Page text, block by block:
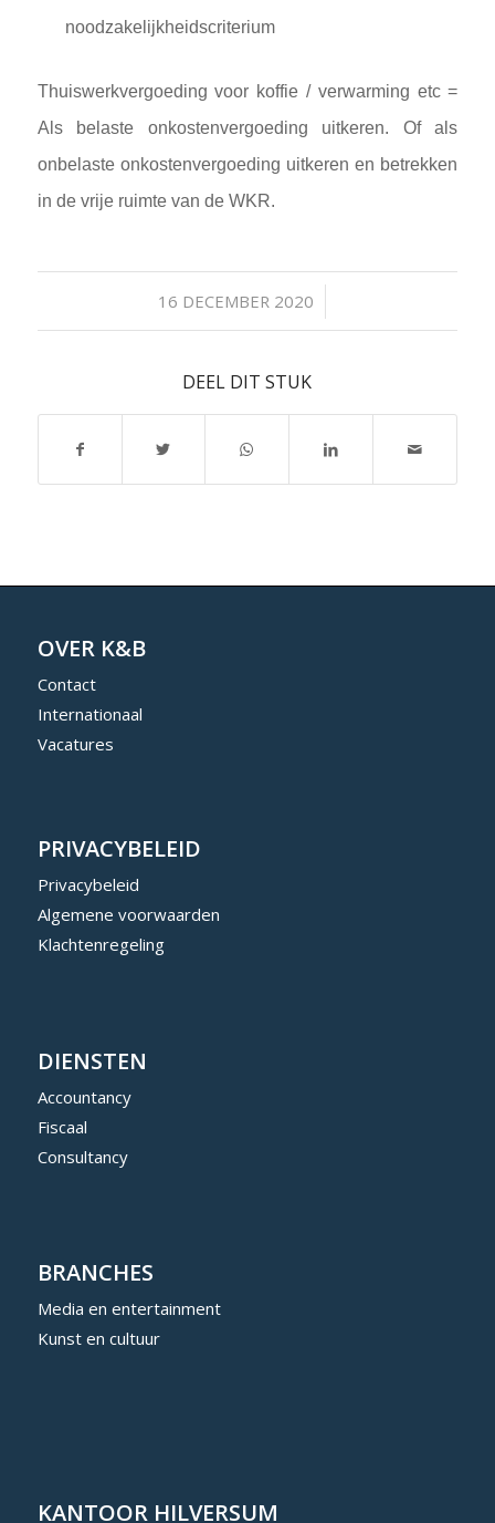
noodzakelijkheidscriterium
Thuiswerkvergoeding voor koffie / verwarming etc =
Als belaste onkostenvergoeding uitkeren. Of als
onbelaste onkostenvergoeding uitkeren en betrekken
in de vrije ruimte van de WKR.
16 DECEMBER 2020
/
DEEL DIT STUK
OVER K&B
Contact
Internationaal
Vacatures
PRIVACYBELEID
Privacybeleid
Algemene voorwaarden
Klachtenregeling
DIENSTEN
Accountancy
Fiscaal
Consultancy
BRANCHES
Media en entertainment
Kunst en cultuur
KANTOOR HILVERSUM